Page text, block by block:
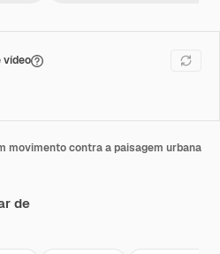
vídeo
movimento contra a paisagem urbana
de